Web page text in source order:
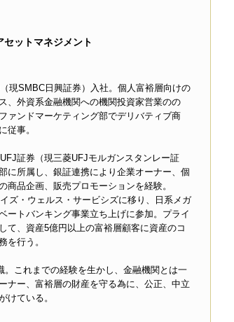
セットマネジメント
現SMBC日興証券）入社。個人富裕層向けの
、外資系金融機関への機関投資家営業のの
ァンドマーケティング部でデリバティブ商
従事。
証券（現三菱UFJモルガンスタンレー証
に所属し、銀証連携により企業オーナー、個
商品企画、販売プロモーションを経験。
ズ・ウェルス・サービシズに移り、日系メガ
ートバンキング事業立ち上げに参加。プライ
て、資産5億円以上の富裕層顧客に資産のコ
を行う。
。これまでの経験を生かし、金融機関とは一
ナー、富裕層の財産を守る為に、公正、中立
けている。